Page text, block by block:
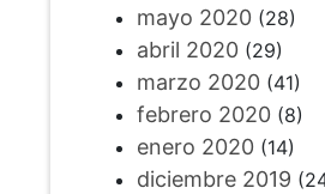
mayo 2020(28)
abril 2020(29)
marzo 2020(41)
febrero 2020(8)
enero 2020(14)
diciembre 2019